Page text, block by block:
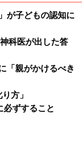
が子どもの認知に
科医が出した答
「親がかけるべき
方」
ずすること